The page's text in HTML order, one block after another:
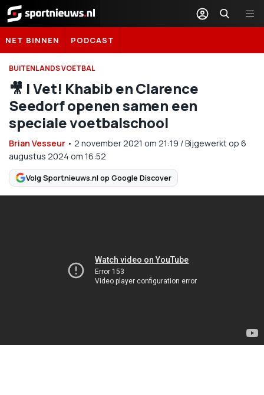
Sportnieuws.nl
NET BINNEN PODCAST
BUITENLANDS VOETBAL
🎥 | Vet! Khabib en Clarence
Seedorf openen samen een
speciale voetbalschool
Brian Vesseur • 2 november 2021 om 21:19 /Bijgewerkt op 6
augustus 2024 om 16:52
Volg Sportnieuws.nl op Google Discover